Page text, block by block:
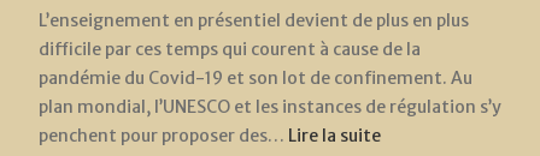
L’enseignement en présentiel devient de plus en plus
difficile par ces temps qui courent à cause de la
pandémie du Covid-19 et son lot de confinement. Au
plan mondial, l’UNESCO et les instances de régulation s’y
penchent pour proposer des… Lire la suite